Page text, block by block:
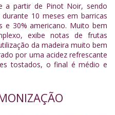
a partir de Pinot Noir, sendo
10 meses em barricas
e 30% americano. Muito bem
exibe notas de frutas
da madeira muito bem
por uma acidez refrescante
tostados, o final é médio e